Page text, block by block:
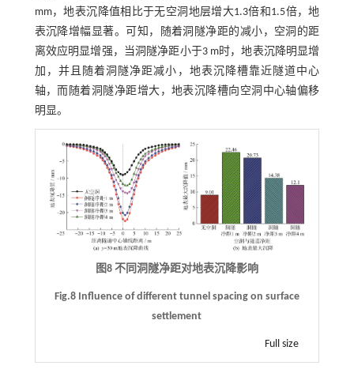
mm，地表沉降值相比于无空洞地层增大1.3倍和1.5倍，地
表沉降增幅显著。可知，随着洞隧净距的减小，空洞的距
离效应明显增强，当洞隧净距小于3 m时，地表沉降明显增
加，并且随着洞隧净距减小，地表沉降槽靠近隧道中心
轴，而随着洞隧净距增大，地表沉降槽向空洞中心轴偏移
明显。
图8 不同洞隧净距对地表沉降影响
Fig.8 Influence of different tunnel spacing on surface
settlement
Full size